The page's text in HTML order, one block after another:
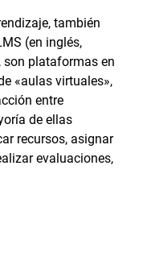
también
(en inglés,
son plataformas en
«aulas virtuales»,
entre
de ellas
recursos, asignar
evaluaciones,